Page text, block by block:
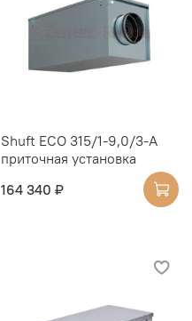
Shuft ECO 315/1-9,0/3-A
приточная установка
164 340 ₽